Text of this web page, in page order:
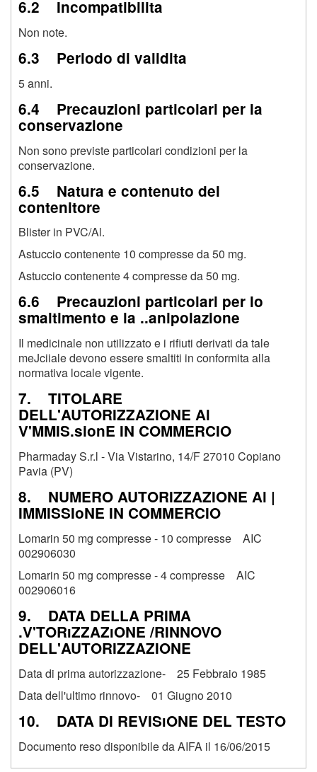
6.2 Incompatibilita
Non note.
6.3 Periodo di validita
5 anni.
6.4 Precauzioni particolari per la
conservazione
Non sono previste particolari condizioni per la
conservazione.
6.5 Natura e contenuto del
contenitore
Blister in PVC/Al.
Astuccio contenente 10 compresse da 50 mg.
Astuccio contenente 4 compresse da 50 mg.
6.6 Precauzioni particolari per lo
smaltimento e la ..anipolazione
Il medicinale non utilizzato e i rifiuti derivati da tale
meJciiale devono essere smaltiti in conformita alla
normativa locale vigente.
7. TITOLARE
DELL'AUTORIZZAZIONE Al
V'MMIS.sionE IN COMMERCIO
Pharmaday S.r.l - Via Vistarino, 14/F 27010 Copiano
Pavia (PV)
8. NUMERO AUTORIZZAZIONE Al |
IMMISSIoNE IN COMMERCIO
Lomarin 50 mg compresse - 10 compresse AIC
002906030
Lomarin 50 mg compresse - 4 compresse AIC
002906016
9. DATA DELLA PRIMA
.V'TORiZZAZiONE /RINNOVO
DELL'AUTORIZZAZIONE
Data di prima autorizzazione- 25 Febbraio 1985
Data dell'ultimo rinnovo- 01 Giugno 2010
10. DATA DI REVISiONE DEL TESTO
Documento reso disponibile da AIFA il 16/06/2015